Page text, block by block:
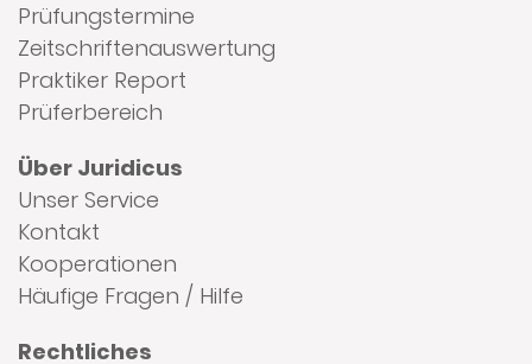
Prüfungstermine
Zeitschriftenauswertung
Praktiker Report
Prüferbereich
Über Juridicus
Unser Service
Kontakt
Kooperationen
Häufige Fragen / Hilfe
Rechtliches